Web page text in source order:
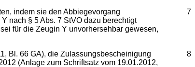
7
indem sie den Abbiegevorgang
nach § 5 Abs. 7 StVO dazu berechtigt
für die Zeugin Y unvorhersehbar gewesen,
8
Bl. 66 GA), die Zulassungsbescheinigung
(Anlage zum Schriftsatz vom 19.01.2012,